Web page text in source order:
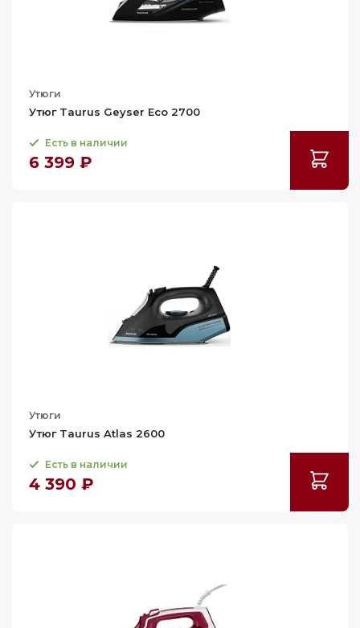
Утюги
Утюг Taurus Geyser Eco 2700
Есть в наличии
6 399 ₽
Утюги
Утюг Taurus Atlas 2600
Есть в наличии
4 390 ₽